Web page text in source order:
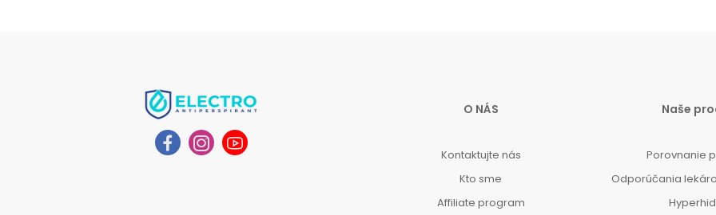
O NÁS
Kontaktujte nás
Kto sme
Affiliate program
Naše
Porovnanie
Odporúčania